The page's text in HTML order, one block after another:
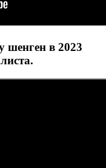
шенген в 2023